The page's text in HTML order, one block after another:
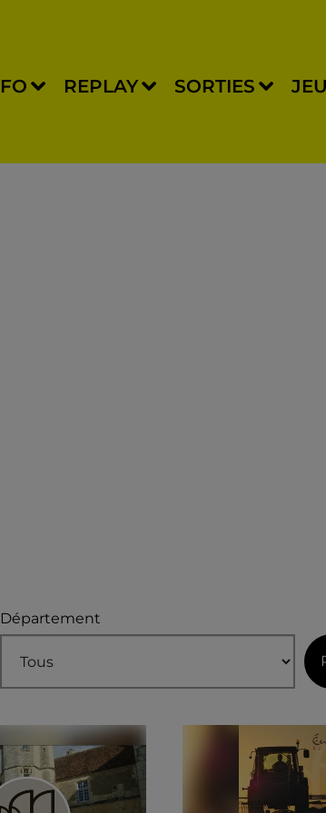
REPLAY SORTIES
Département